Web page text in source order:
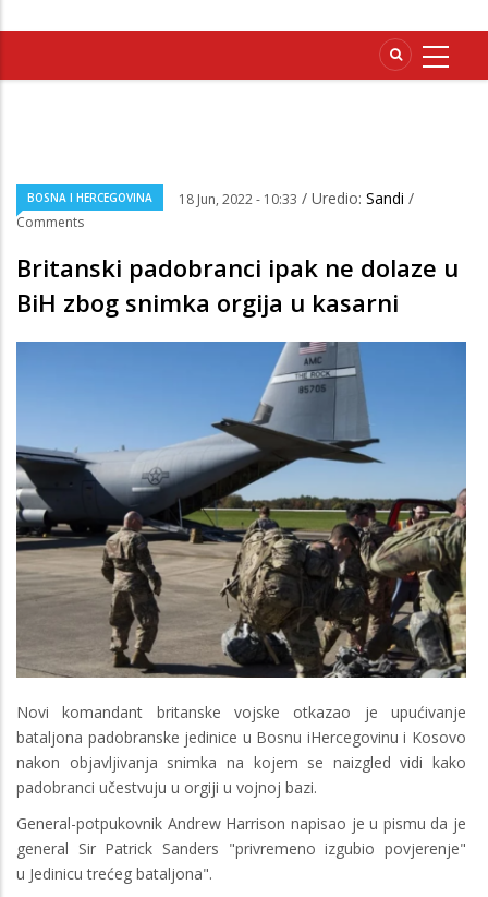
BOSNA I HERCEGOVINA 18 Jun, 2022 - 10:33 / Uredio: Sandi /
Comments
Britanski padobranci ipak ne dolaze u
BiH zbog snimka orgija u kasarni
Novi komandant britanske vojske otkazao je upućivanje
bataljona padobranske jedinice u Bosnu iHercegovinu i Kosovo
nakon objavljivanja snimka na kojem se naizgled vidi kako
padobranci učestvuju u orgiji u vojnoj bazi.
General-potpukovnik Andrew Harrison napisao je u pismu da je
general Sir Patrick Sanders "privremeno izgubio povjerenje"
u Jedinicu trećeg bataljona".